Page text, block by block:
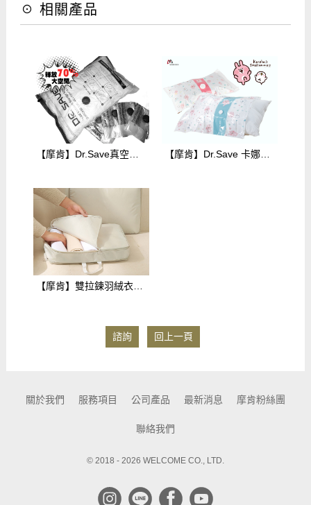
☉ 相關產品
【摩肯】Dr.Save真空收納壓縮袋-小袋(S)x4入(無主機) $220 【摩肯】Dr.Save 卡娜赫拉的小動物真空收納袋組 2XL+2XS(無主機) $300
【摩肯】雙拉鍊羽絨衣物壓縮收納包2件旅行套組(含大小衣物袋 無須真空機) $299
諮詢 回上一頁
關於我們 服務項目 公司產品 最新消息 摩肯粉絲團
聯絡我們
© 2018 - 2026 WELCOME CO., LTD.